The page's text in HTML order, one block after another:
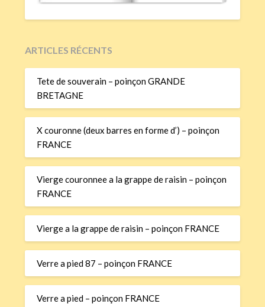
ARTICLES RÉCENTS
Tete de souverain – poinçon GRANDE
BRETAGNE
X couronne (deux barres en forme d’) – poinçon
FRANCE
Vierge couronnee a la grappe de raisin – poinçon
FRANCE
Vierge a la grappe de raisin – poinçon FRANCE
Verre a pied 87 – poinçon FRANCE
Verre a pied – poinçon FRANCE